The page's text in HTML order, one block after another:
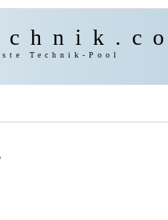
Technik-Pool